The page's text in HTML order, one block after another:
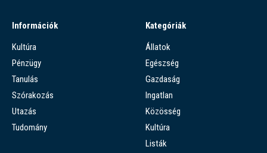
Információk
Kultúra
Pénzügy
Tanulás
Szórakozás
Utazás
Tudomány
Kategóriák
Állatok
Egészség
Gazdaság
Ingatlan
Közösség
Kultúra
Listák